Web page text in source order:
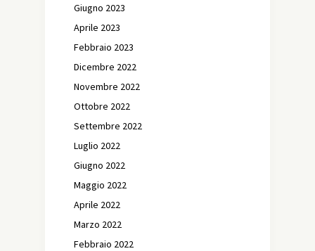
Giugno 2023
Aprile 2023
Febbraio 2023
Dicembre 2022
Novembre 2022
Ottobre 2022
Settembre 2022
Luglio 2022
Giugno 2022
Maggio 2022
Aprile 2022
Marzo 2022
Febbraio 2022